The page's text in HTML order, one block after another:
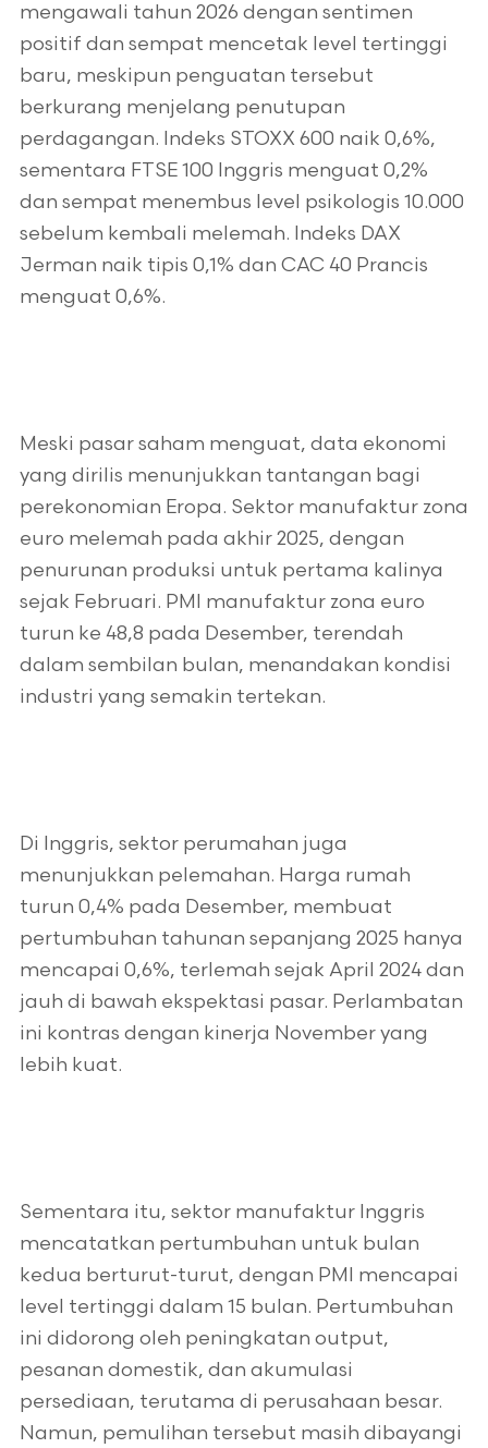
mengawali tahun 2026 dengan sentimen
positif dan sempat mencetak level tertinggi
baru, meskipun penguatan tersebut
berkurang menjelang penutupan
perdagangan. Indeks STOXX 600 naik 0,6%,
sementara FTSE 100 Inggris menguat 0,2%
dan sempat menembus level psikologis 10.000
sebelum kembali melemah. Indeks DAX
Jerman naik tipis 0,1% dan CAC 40 Prancis
menguat 0,6%.
Meski pasar saham menguat, data ekonomi
yang dirilis menunjukkan tantangan bagi
perekonomian Eropa. Sektor manufaktur zona
euro melemah pada akhir 2025, dengan
penurunan produksi untuk pertama kalinya
sejak Februari. PMI manufaktur zona euro
turun ke 48,8 pada Desember, terendah
dalam sembilan bulan, menandakan kondisi
industri yang semakin tertekan.
Di Inggris, sektor perumahan juga
menunjukkan pelemahan. Harga rumah
turun 0,4% pada Desember, membuat
pertumbuhan tahunan sepanjang 2025 hanya
mencapai 0,6%, terlemah sejak April 2024 dan
jauh di bawah ekspektasi pasar. Perlambatan
ini kontras dengan kinerja November yang
lebih kuat.
Sementara itu, sektor manufaktur Inggris
mencatatkan pertumbuhan untuk bulan
kedua berturut-turut, dengan PMI mencapai
level tertinggi dalam 15 bulan. Pertumbuhan
ini didorong oleh peningkatan output,
pesanan domestik, dan akumulasi
persediaan, terutama di perusahaan besar.
Namun, pemulihan tersebut masih dibayangi